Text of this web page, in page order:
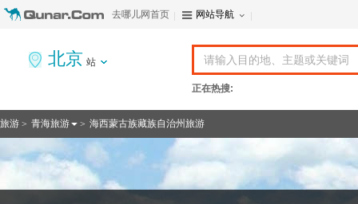
去哪儿网首页 网站导航
北京 站
正在热搜:
旅游 > 青海旅游 > 海西蒙古族藏族自治州旅游